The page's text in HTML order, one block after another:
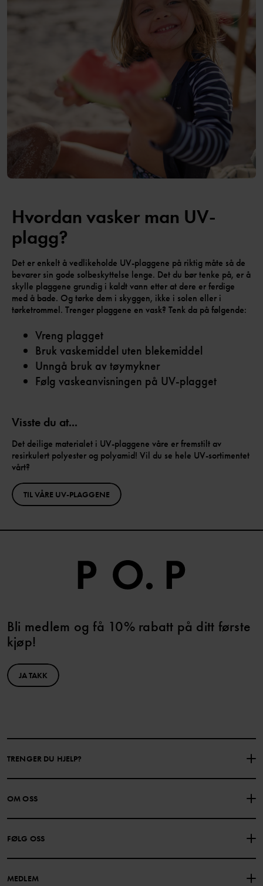
Hvordan vasker man UV-
plagg?
Det er enkelt å vedlikeholde UV-plaggene på riktig måte så de
bevarer sin gode solbeskyttelse lenge. Det du bør tenke på, er å
skylle plaggene grundig i kaldt vann etter at dere er ferdige
med å bade. Og tørke dem i skyggen, ikke i solen eller i
tørketrommel. Trenger plaggene en vask? Tenk da på følgende:
Vreng plagget
Bruk vaskemiddel uten blekemiddel
Unngå bruk av tøymykner
Følg vaskeanvisningen på UV-plagget
Visste du at...
Det deilige materialet i UV-plaggene våre er fremstilt av
resirkulert polyester og polyamid! Vil du se hele UV-sortimentet
vårt?
TIL VÅRE UV-PLAGGENE
Bli medlem og få 10% rabatt på ditt første
kjøp!
JA TAKK
TRENGER DU HJELP?
GAVEKORTSALDO KJØPSVILKÅR
PERSONVERNPOLICY
OM OSS
FØLG OSS
MEDLEM